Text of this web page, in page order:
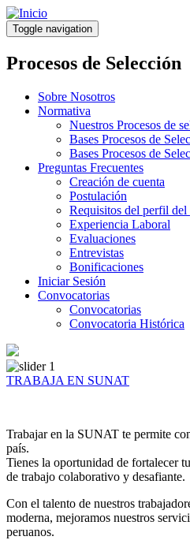
Pasar
al
contenido
principal
Toggle navigation
Procesos de Selección
Sobre Nosotros
Normativa
Nuestros Procesos de
Bases Procesos de
Bases Procesos de
Preguntas Frecuentes
Creación de cuenta
Postulación
Requisitos del perfil del
Experiencia Laboral
Evaluaciones
Entrevistas
Bonificaciones
Iniciar Sesión
Convocatorias
Convocatorias
Convocatoria Histórica
TRABAJA EN SUNAT
Trabajar en la SUNAT te permite
país.
Tienes la oportunidad de fortalecer
de trabajo colaborativo y desafiante.
Con el talento de nuestros
moderna, mejoramos nuestros
peruanos.